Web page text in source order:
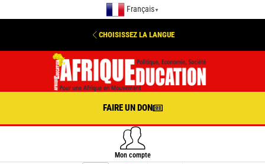
Français ▼
CHOISISSEZ LA LANGUE
FAIRE UN DON
Mon compte